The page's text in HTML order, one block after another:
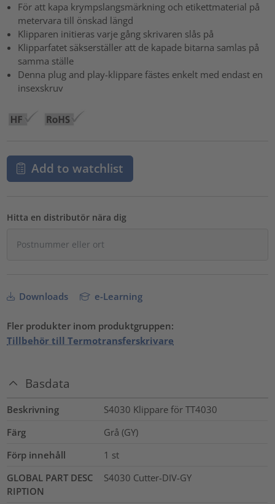
För att kapa krympslangsmärkning och etikettmaterial på
metervara till önskad längd
Klipparen initieras varje gång skrivaren slås på
Klipparfatet säkserställer att de kapade bitarna samlas på
samma ställe
Denna plug and play-klippare fästes enkelt med endast en
insexskruv
Add to watchlist
Hitta en distributör nära dig
Downloads e-Learning
Fler produkter inom produktgruppen:
Tillbehör till Termotransferskrivare
Basdata
Beskrivning
S4030 Klippare för TT4030
Färg
Grå (GY)
Förp innehåll
1 st
GLOBAL PART DESC
RIPTION
S4030 Cutter-DIV-GY